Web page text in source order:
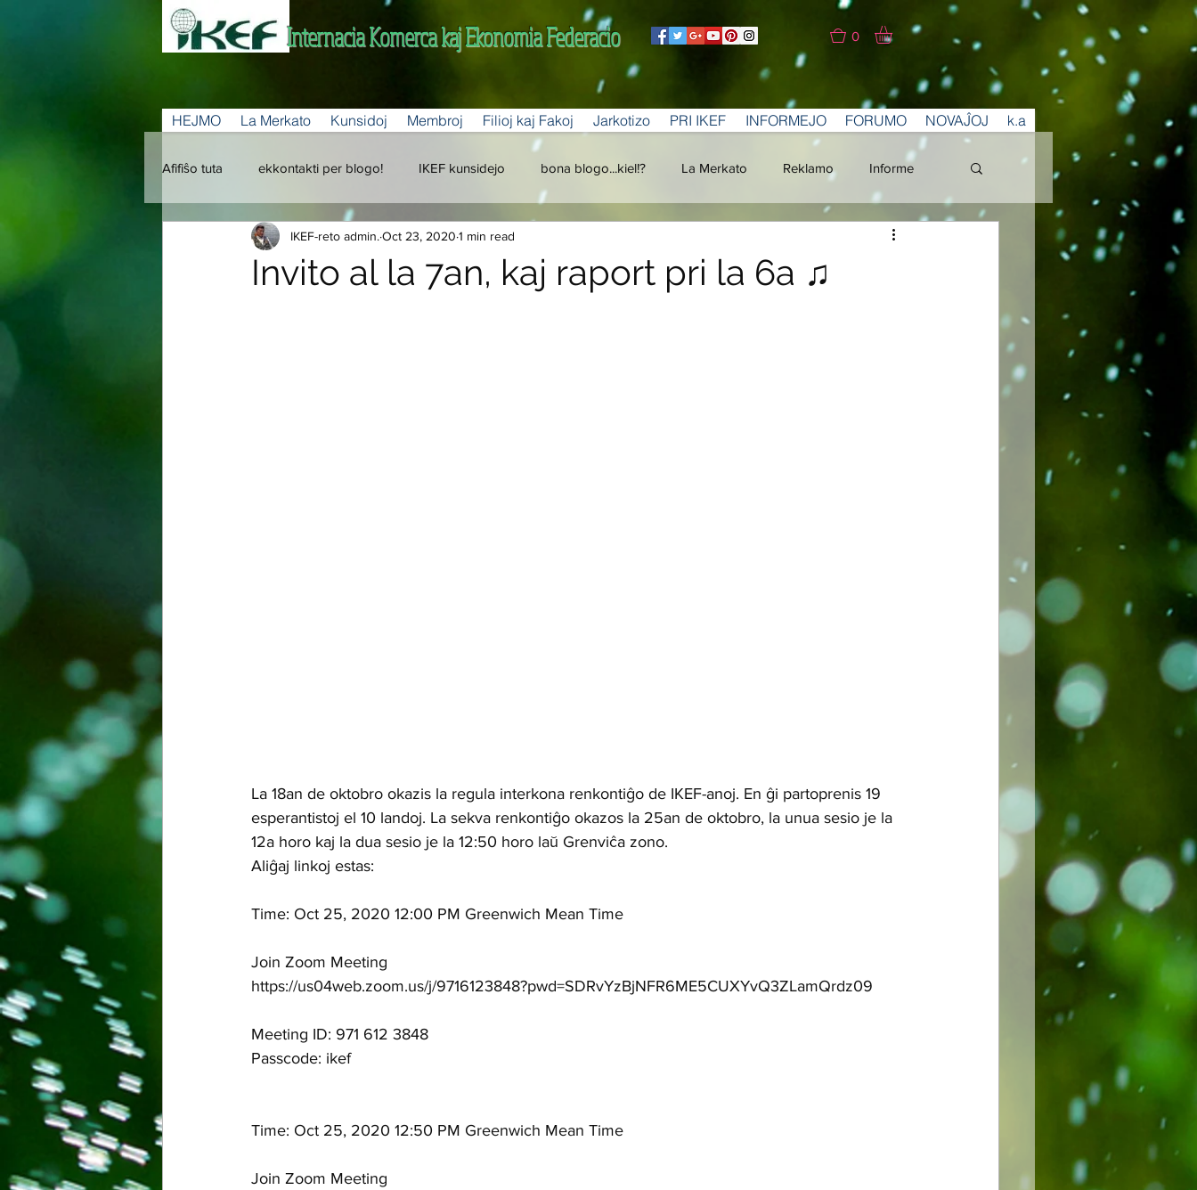
Internacia Komerca kaj Ekonomia Federacio 0
HEJMO La Merkato Kunsidoj Membroj Filioj kaj Fakoj Jarkotizo PRI IKEF INFORMEJO FORUMO NOVAĴOJ k.a
Afifiŝo tuta ekkontakti per blogo! IKEF kunsidejo bona blogo...kiel!? La Merkato Reklamo Informe
Invito al la 7an, kaj raport pri la 6a ♫
IKEF-reto admin. Oct 23, 2020 1 min read
La 18an de oktobro okazis la regula interkona renkontiĝo de IKEF-anoj. En ĝi partoprenis 19
esperantistoj el 10 landoj. La sekva renkontiĝo okazos la 25an de oktobro, la unua sesio je la
12a horo kaj la dua sesio je la 12:50 horo laŭ Grenviĉa zono.
Aliĝaj linkoj estas:
Time: Oct 25, 2020 12:00 PM Greenwich Mean Time
Join Zoom Meeting
https://us04web.zoom.us/j/9716123848?pwd=SDRvYzBjNFR6ME5CUXYvQ3ZLamQrdz09
Meeting ID: 971 612 3848
Passcode: ikef
Time: Oct 25, 2020 12:50 PM Greenwich Mean Time
Join Zoom Meeting